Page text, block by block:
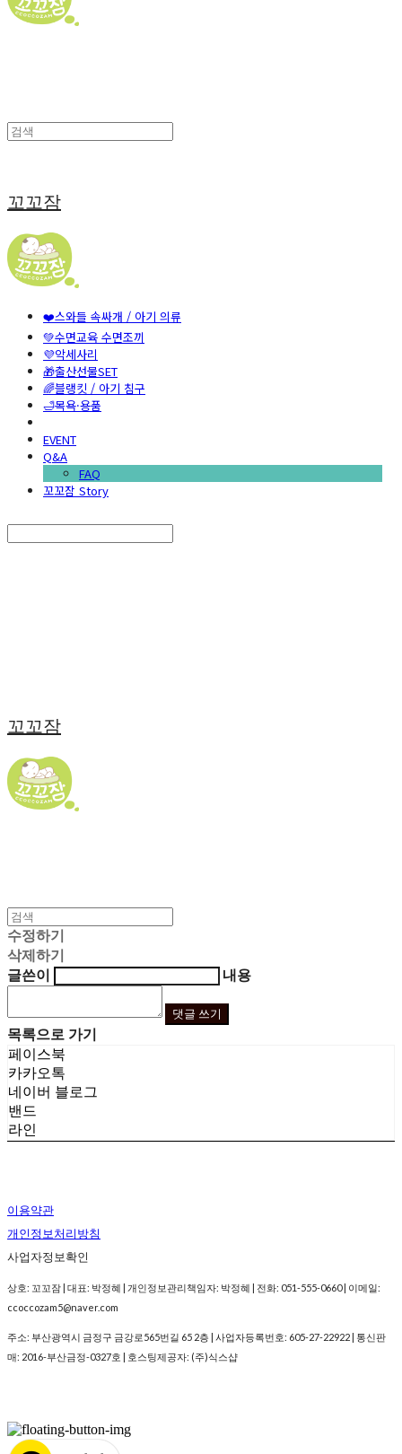
꼬꼬잠
❤️스와들 속싸개 / 아기 의류
💚수면교육 수면조끼
💜악세사리
🎁출산선물SET
🌈블랭킷 / 아기 침구
🛁목욕·용품
EVENT
Q&A
FAQ
꼬꼬잠 Story
꼬꼬잠
수정하기
삭제하기
글쓴이
내용
댓글 쓰기
목록으로 가기
페이스북
카카오톡
네이버 블로그
밴드
라인
이용약관
개인정보처리방침
사업자정보확인
상호: 꼬꼬잠 | 대표: 박정혜 | 개인정보관리책임자: 박정혜 | 전화: 051-555-0660 | 이메일:
ccoccozam5@naver.com
주소: 부산광역시 금정구 금강로565번길 65 2층 | 사업자등록번호: 605-27-22922 | 통신판
매: 2016-부산금정-0327호 | 호스팅제공자: (주)식스샵